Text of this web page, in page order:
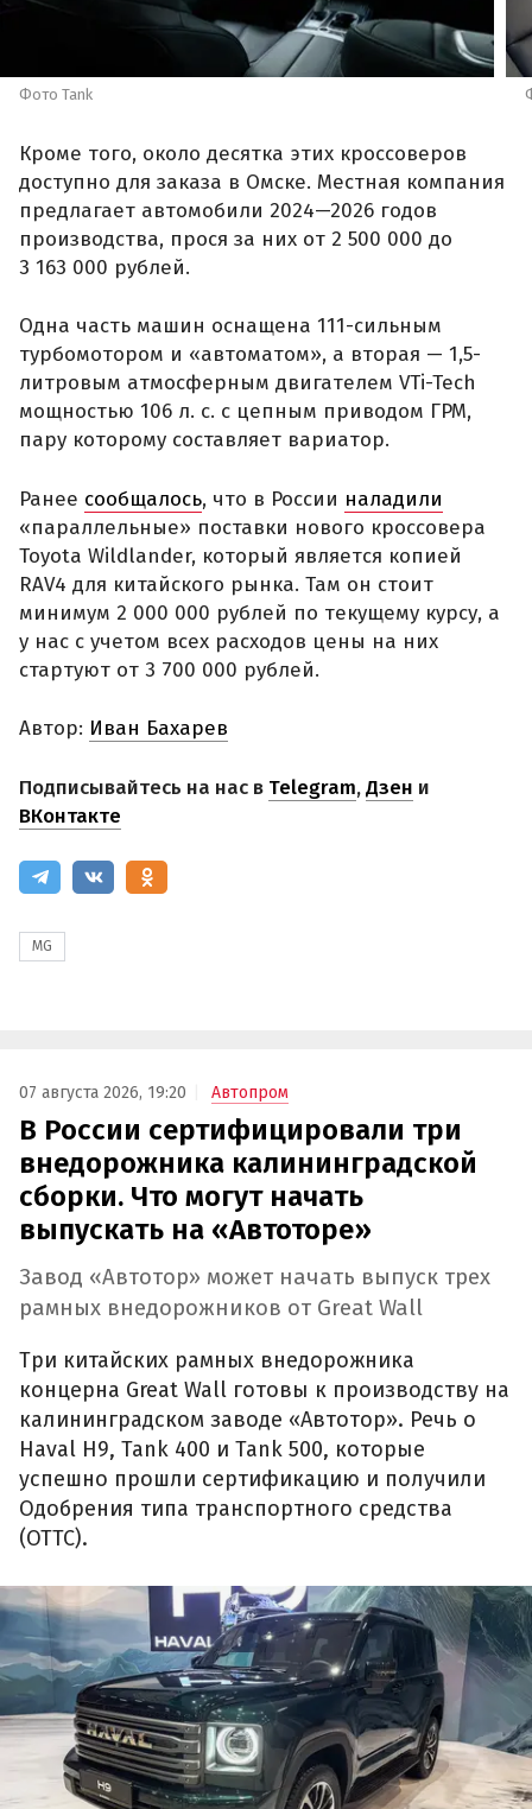
Фото Tank
Кроме того, около десятка этих кроссоверов
доступно для заказа в Омске. Местная компания
предлагает автомобили 2024—2026 годов
производства, прося за них от 2 500 000 до
3 163 000 рублей.
Одна часть машин оснащена 111-сильным
турбомотором и «автоматом», а вторая — 1,5-
литровым атмосферным двигателем VTi-Tech
мощностью 106 л. с. с цепным приводом ГРМ,
пару которому составляет вариатор.
Ранее сообщалось, что в России наладили
«параллельные» поставки нового кроссовера
Toyota Wildlander, который является копией
RAV4 для китайского рынка. Там он стоит
минимум 2 000 000 рублей по текущему курсу, а
у нас с учетом всех расходов цены на них
стартуют от 3 700 000 рублей.
Автор: Иван Бахарев
Подписывайтесь на нас в Telegram,Дзен и
ВКонтакте
MG
07 августа 2026, 19:20 Автопром
В России сертифицировали три
внедорожника калининградской
сборки. Что могут начать
выпускать на «Автоторе»
Завод «Автотор» может начать выпуск трех
рамных внедорожников от Great Wall
Три китайских рамных внедорожника
концерна Great Wall готовы к производству на
калининградском заводе «Автотор». Речь о
Haval H9, Tank 400 и Tank 500, которые
успешно прошли сертификацию и получили
Одобрения типа транспортного средства
(ОТТС).